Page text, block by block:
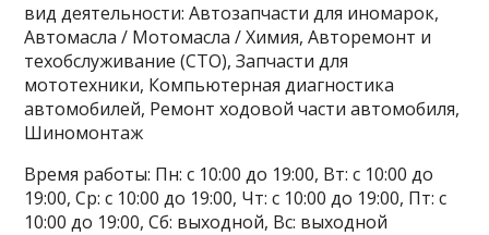
вид деятельности: Автозапчасти для иномарок,
Автомасла / Мотомасла / Химия, Авторемонт и
техобслуживание (СТО), Запчасти для
мототехники, Компьютерная диагностика
автомобилей, Ремонт ходовой части автомобиля,
Шиномонтаж
Время работы: Пн: с 10:00 до 19:00, Вт: с 10:00 до
19:00, Ср: с 10:00 до 19:00, Чт: с 10:00 до 19:00, Пт: с
10:00 до 19:00, Сб: выходной, Вс: выходной